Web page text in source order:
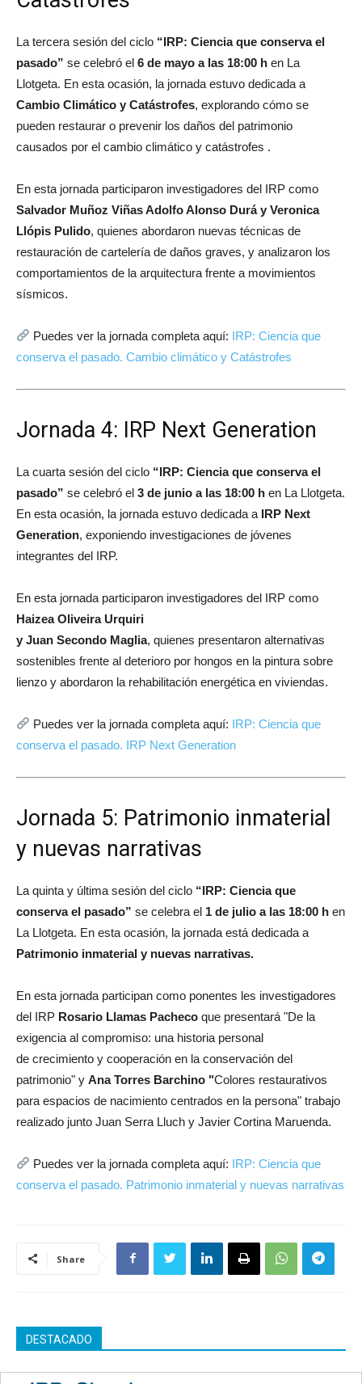
La tercera sesión del ciclo “IRP: Ciencia que conserva el
pasado” se celebró el 6 de mayo a las 18:00 h en La
Llotgeta. En esta ocasión, la jornada estuvo dedicada a
Cambio Climático y Catástrofes, explorando cómo se
pueden restaurar o prevenir los daños del patrimonio
causados por el cambio climático y catástrofes .
En esta jornada participaron investigadores del IRP como
Salvador Muñoz Viñas Adolfo Alonso Durá y Veronica
Llópis Pulido, quienes abordaron nuevas técnicas de
restauración de cartelería de daños graves, y analizaron los
comportamientos de la arquitectura frente a movimientos
sísmicos.
Puedes ver la jornada completa aquí: IRP: Ciencia que
conserva el pasado. Cambio climático y Catástrofes
Jornada 4: IRP Next Generation
La cuarta sesión del ciclo “IRP: Ciencia que conserva el
pasado” se celebró el 3 de junio a las 18:00 h en La Llotgeta.
En esta ocasión, la jornada estuvo dedicada a IRP Next
Generation, exponiendo investigaciones de jóvenes
integrantes del IRP.
En esta jornada participaron investigadores del IRP como
Haizea Oliveira Urquiri
y Juan Secondo Maglia, quienes presentaron alternativas
sostenibles frente al deterioro por hongos en la pintura sobre
lienzo y abordaron la rehabilitación energética en viviendas.
Puedes ver la jornada completa aquí: IRP: Ciencia que
conserva el pasado. IRP Next Generation
Jornada 5: Patrimonio inmaterial
y nuevas narrativas
La quinta y última sesión del ciclo “IRP: Ciencia que
conserva el pasado” se celebra el 1 de julio a las 18:00 h en
La Llotgeta. En esta ocasión, la jornada está dedicada a
Patrimonio inmaterial y nuevas narrativas.
En esta jornada participan como ponentes les investigadores
del IRP Rosario Llamas Pacheco que presentará "De la
exigencia al compromiso: una historia personal
de crecimiento y cooperación en la conservación del
patrimonio" y Ana Torres Barchino "Colores restaurativos
para espacios de nacimiento centrados en la persona" trabajo
realizado junto Juan Serra Lluch y Javier Cortina Maruenda.
Puedes ver la jornada completa aquí: IRP: Ciencia que
conserva el pasado. Patrimonio inmaterial y nuevas narrativas
Share
DESTACADO